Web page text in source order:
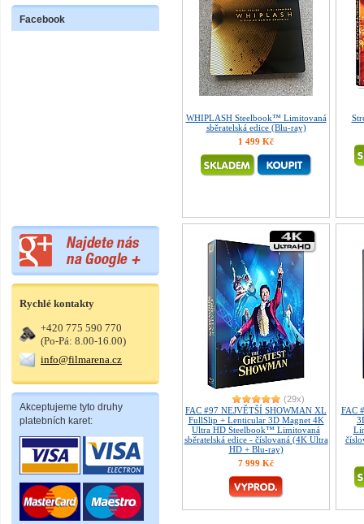
Facebook
Rychlé kontakty
+420 775 590 770
(Po-Pá: 8.00-16.00)
info@filmarena.cz
Akceptujeme tyto druhy
platebních karet:
WHIPLASH Steelbook™ Limitovaná
sběratelská edice (Blu-ray)
1 499 Kč
(29x)
FAC #97 NEJVĚTŠÍ SHOWMAN XL
FullSlip + Lenticular 3D Magnet 4K
Ultra HD Steelbook™ Limitovaná
sběratelská edice - číslovaná (4K Ultra
HD + Blu-ray)
7 999 Kč
FAC